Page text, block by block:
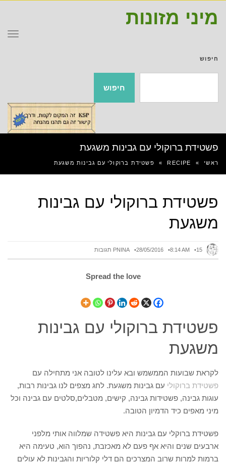
מיני מזונות
חיפוש
חיפוש
פשטידת ברוקולי עם גבינות משגעת
ראשי »
RECIPE
» פשטידת ברוקולי עם גבינות משגעת
פשטידת ברוקולי עם גבינות
משגעת
PNINA 28/05/2016 8:14 AM 15 תגובות
Spread the love
פשטידת ברוקולי עם גבינות
משגעת
לקראת שבועות הממשמש ובא עלינו לטובה אני מתחילה עם
פשטידת ברוקולי עם גבינות משגעת. לחג מצפים לנו גבינות רבות,
עוגות גבינה, פשטידות גבינה, קישים, מטבלים,סלטים עם גבינה וכל
מיני מאפים כיד הדמיון הטובה.
פשטידת ברוקלי עם גבינות היא פשטידה שמלווה אותי מלפני
ארבעים שנים והיא אף פעם לא מאכזבת, נהפוך הוא, טעימה היא
ברמות למרות שרוב המצרכים הם דלי קלוריות והגבינות לא עולים